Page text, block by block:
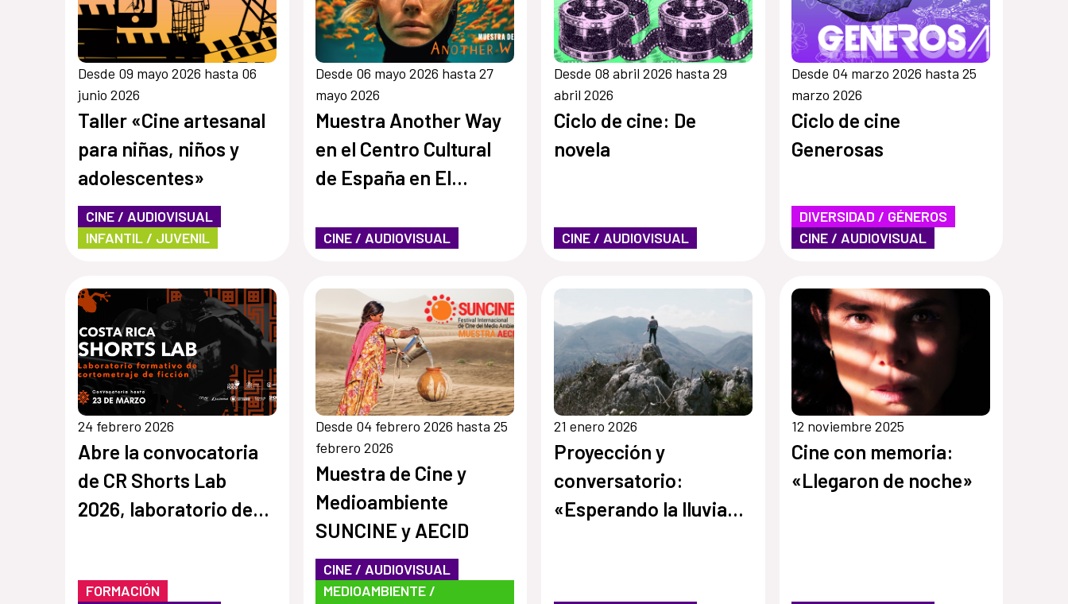
Desde 09 mayo 2026 hasta 06
junio 2026
Taller «Cine artesanal
para niñas, niños y
adolescentes»
CINE / AUDIOVISUAL
INFANTIL / JUVENIL
Desde 06 mayo 2026 hasta 27
mayo 2026
Muestra Another Way
en el Centro Cultural
de España en El
CINE / AUDIOVISUAL
Desde 08 abril 2026 hasta 29
abril 2026
Ciclo de cine: De
novela
CINE / AUDIOVISUAL
Desde 04 marzo 2026 hasta 25
marzo 2026
Ciclo de cine
Generosas
DIVERSIDAD / GÉNEROS
CINE / AUDIOVISUAL
24 febrero 2026
Abre la convocatoria
de CR Shorts Lab
2026, laboratorio de
FORMACIÓN
Desde 04 febrero 2026 hasta 25
febrero 2026
Muestra de Cine y
Medioambiente
SUNCINE y AECID
CINE / AUDIOVISUAL
MEDIOAMBIENTE /
21 enero 2026
Proyección y
conversatorio:
«Esperando la lluvia
12 noviembre 2025
Cine con memoria:
«Llegaron de noche»